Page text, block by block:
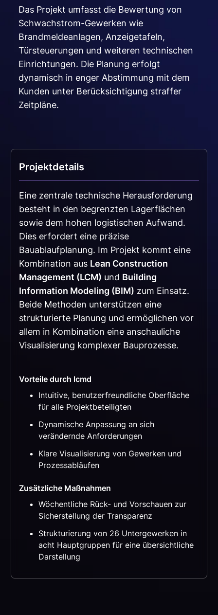
Das Projekt umfasst die Bewertung von
Schwachstrom-Gewerken wie
Brandmeldeanlagen, Anzeigetafeln,
Türsteuerungen und weiteren technischen
Einrichtungen. Die Planung erfolgt
dynamisch in enger Abstimmung mit dem
Kunden unter Berücksichtigung straffer
Zeitpläne.
Projektdetails
Eine zentrale technische Herausforderung
besteht in den begrenzten Lagerflächen
sowie dem hohen logistischen Aufwand.
Dies erfordert eine präzise
Bauablaufplanung. Im Projekt kommt eine
Kombination aus Lean Construction
Management (LCM) und Building
Information Modeling (BIM) zum Einsatz.
Beide Methoden unterstützen eine
strukturierte Planung und ermöglichen vor
allem in Kombination eine anschauliche
Visualisierung komplexer Bauprozesse.
Vorteile durch lcmd
Intuitive, benutzerfreundliche Oberfläche
für alle Projektbeteiligten
Dynamische Anpassung an sich
verändernde Anforderungen
Klare Visualisierung von Gewerken und
Prozessabläufen
Zusätzliche Maßnahmen
Wöchentliche Rück- und Vorschauen zur
Sicherstellung der Transparenz
Strukturierung von 26 Untergewerken in
acht Hauptgruppen für eine übersichtliche
Darstellung